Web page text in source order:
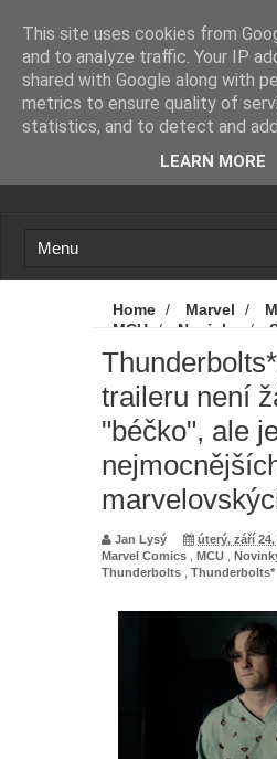
Loading...
Home / Marvel /
MCU
/ Novinky /
Thunderbolts
Thunderbolts*: Bob z
"béčko", ale jedna z
marvelovských postav
traileru není
"béčko", ale
Jan Lysý úterý, září 24,
Marvel Comics
MCU
Thunderbolts
Thunderbolts*
This site uses cookies from
and to analyze traffic. Your IP
shared with Google along with
metrics to ensure quality of
statistics, and to detect and
LEARN MORE